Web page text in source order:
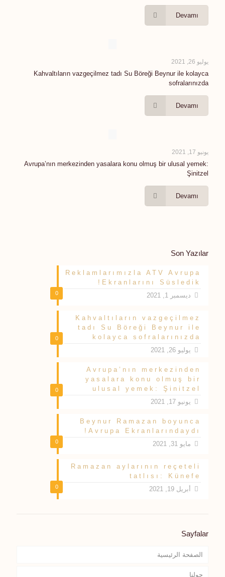
Devamı
يوليو 26, 2021
Kahvaltıların vazgeçilmez tadı Su Böreği Beynur ile kolayca
sofralarınızda
Devamı
يونيو 17, 2021
Avrupa’nın merkezinden yasalara konu olmuş bir ulusal yemek:
Şinitzel
Devamı
Son Yazılar
0
Reklamlarımızla ATV Avrupa
Ekranlarını Süsledik!
ديسمبر 1, 2021
0
Kahvaltıların vazgeçilmez
tadı Su Böreği Beynur ile
kolayca sofralarınızda
يوليو 26, 2021
0
Avrupa’nın merkezinden
yasalara konu olmuş bir
ulusal yemek: Şinitzel
يونيو 17, 2021
0
Beynur Ramazan boyunca
Avrupa Ekranlarındaydı!
مايو 31, 2021
0
Ramazan aylarının reçeteli
tatlısı: Künefe
أبريل 19, 2021
Sayfalar
الصفحة الرئيسية
حولنا